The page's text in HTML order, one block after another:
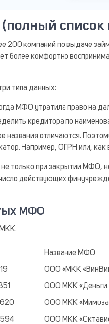
список
200 компаний по выдаче
более комфортно
типа данных:
МФО утратила право на
кредитора по
названия отличаются.
Например, ОГРН или,
только при закрытии МФО, но
действующих
МФО
МКК.
Название МФО
ООО «МКК
ООО МКК «Деньги
ООО МКК
ООО МКК